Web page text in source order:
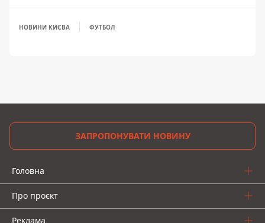
НОВИНИ КИЄВА ФУТБОЛ
ЗАПРОПОНУВАТИ НОВИНУ
Головна
Про проєкт
Реклама